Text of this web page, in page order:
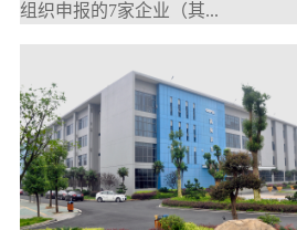
组织申报的7家企业（其...